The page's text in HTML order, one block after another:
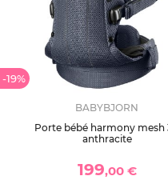
-19%
BABYBJORN
Porte bébé harmony mesh
anthracite
199,00 €